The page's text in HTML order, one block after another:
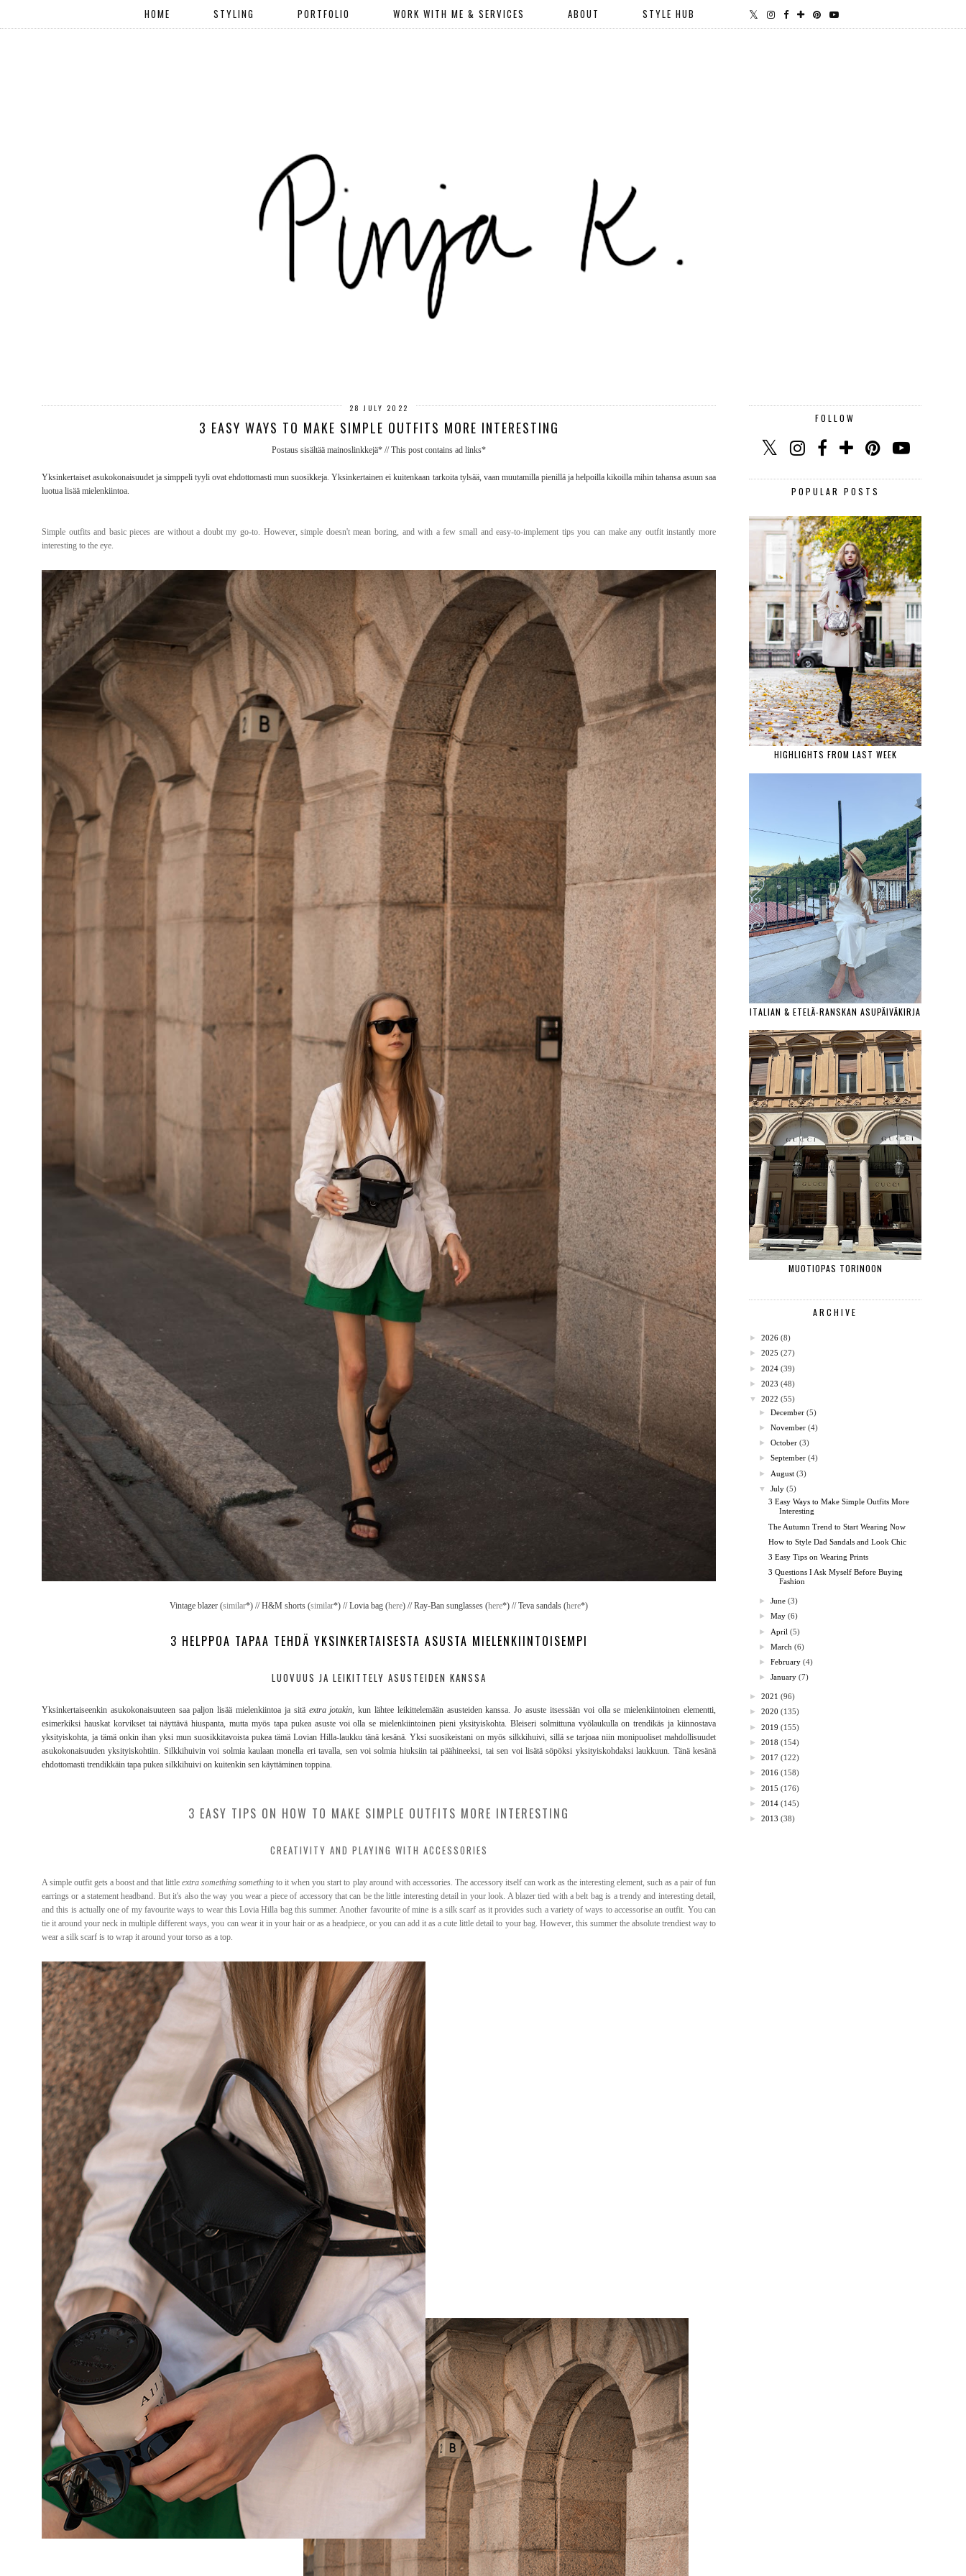
HOME STYLING PORTFOLIO WORK WITH ME & SERVICES ABOUT STYLE HUB
28 JULY 2022
3 EASY WAYS TO MAKE SIMPLE OUTFITS MORE INTERESTING
Postaus sisältää mainoslinkkejä* // This post contains ad links*
Yksinkertaiset asukokonaisuudet ja simppeli tyyli ovat ehdottomasti mun suosikkeja. Yksinkertainen ei kuitenkaan tarkoita tylsää, vaan muutamilla pienillä ja helpoilla kikoilla mihin tahansa asuun saa
luotua lisää mielenkiintoa.
Simple outfits and basic pieces are without a doubt my go-to. However, simple doesn't mean boring, and with a few small and easy-to-implement tips you can make any outfit instantly more
interesting to the eye.
Vintage blazer (similar*) // H&M shorts (similar*) // Lovia bag (here) // Ray-Ban sunglasses (here*) // Teva sandals (here*)
3 HELPPOA TAPAA TEHDÄ YKSINKERTAISESTA ASUSTA MIELENKIINTOISEMPI
LUOVUUS JA LEIKITTELY ASUSTEIDEN KANSSA
Yksinkertaiseenkin asukokonaisuuteen saa paljon lisää mielenkiintoa ja sitä extra jotakin, kun lähtee leikittelemään asusteiden kanssa. Jo asuste itsessään voi olla se mielenkiintoinen elementti,
esimerkiksi hauskat korvikset tai näyttävä hiuspanta, mutta myös tapa pukea asuste voi olla se mielenkiintoinen pieni yksityiskohta. Bleiseri solmittuna vyölaukulla on trendikäs ja kiinnostava
yksityiskohta, ja tämä onkin ihan yksi mun suosikkitavoista pukea tämä Lovian Hilla-laukku tänä kesänä. Yksi suosikeistani on myös silkkihuivi, sillä se tarjoaa niin monipuoliset mahdollisuudet
asukokonaisuuden yksityiskohtiin. Silkkihuivin voi solmia kaulaan monella eri tavalla, sen voi solmia hiuksiin tai päähineeksi, tai sen voi lisätä söpöksi yksityiskohdaksi laukkuun. Tänä kesänä
ehdottomasti trendikkäin tapa pukea silkkihuivi on kuitenkin sen käyttäminen toppina.
3 EASY TIPS ON HOW TO MAKE SIMPLE OUTFITS MORE INTERESTING
CREATIVITY AND PLAYING WITH ACCESSORIES
A simple outfit gets a boost and that little extra something something to it when you start to play around with accessories. The accessory itself can work as the interesting element, such as a pair of fun
earrings or a statement headband. But it's also the way you wear a piece of accessory that can be the little interesting detail in your look. A blazer tied with a belt bag is a trendy and interesting detail,
and this is actually one of my favourite ways to wear this Lovia Hilla bag this summer. Another favourite of mine is a silk scarf as it provides such a variety of ways to accessorise an outfit. You can
tie it around your neck in multiple different ways, you can wear it in your hair or as a headpiece, or you can add it as a cute little detail to your bag. However, this summer the absolute trendiest way to
wear a silk scarf is to wrap it around your torso as a top.
FOLLOW
POPULAR POSTS
HIGHLIGHTS FROM LAST WEEK
ITALIAN & ETELÄ-RANSKAN ASUPÄIVÄKIRJA
MUOTIOPAS TORINOON
ARCHIVE
► 2026 (8)
► 2025 (27)
► 2024 (39)
► 2023 (48)
▼
2022 (55)
►December (5)
►November (4)
►October (3)
►September (4)
► August (3)
▼
July (5)
3 Easy Ways to Make Simple Outfits More
Interesting
The Autumn Trend to Start Wearing Now
How to Style Dad Sandals and Look Chic
3 Easy Tips on Wearing Prints
3 Questions I Ask Myself Before Buying
Fashion
►June (3)
►May (6)
► April (5)
►March (6)
►February (4)
►January (7)
► 2021 (96)
► 2020 (135)
► 2019 (155)
► 2018 (154)
► 2017 (122)
► 2016 (158)
► 2015 (176)
► 2014 (145)
► 2013 (38)